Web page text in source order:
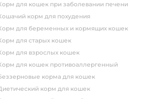
корм для кошек при заболевании печени
кошачий корм для похудения
корм для беременных и кормящих кошек
корм для старых кошек
корм для взрослых кошек
корм для кошек противоаллергенный
беззерновые корма для кошек
диетический корм для кошек